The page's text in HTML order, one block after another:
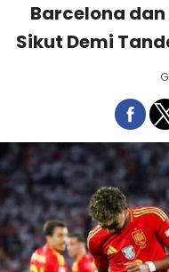
Barcelona
Sikut Demi